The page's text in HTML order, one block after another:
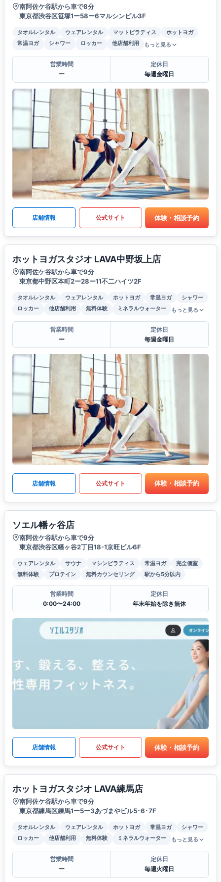
南阿佐ケ谷駅から車で8分
東京都渋谷区笹塚1ー58ー6マルシンビル3F
タオルレンタル ウェアレンタル マットピラティス
ホットヨガ
常温ヨガ
シャワー ロッカー 他店舗利用 もっと見る
営業時間
ー
定休日
毎週金曜日
店舗情報 公式サイト 体験・相談予約
ホットヨガスタジオ LAVA中野坂上店
南阿佐ケ谷駅から車で9分
東京都中野区本町2ー28ー11不二ハイツ2F
タオルレンタル ウェアレンタル ホットヨガ 常温ヨガ
シャワー
ロッカー
他店舗利用 無料体験 ミネラルウォーター もっと見る
営業時間
ー
定休日
毎週金曜日
店舗情報 公式サイト 体験・相談予約
ソエル幡ヶ谷店
南阿佐ケ谷駅から車で9分
東京都渋谷区幡ヶ谷2丁目18-1京旺ビル6F
ウェアレンタル サウナ マシンピラティス 常温ヨガ
完全個室
無料体験
プロテイン 無料カウンセリング 駅から5分以内
営業時間
0:00〜24:00
定休日
年末年始を除き無休
店舗情報 公式サイト 体験・相談予約
ホットヨガスタジオ LAVA練馬店
南阿佐ケ谷駅から車で9分
東京都練馬区練馬1ー5ー3あづまやビル5･6･7F
タオルレンタル ウェアレンタル ホットヨガ 常温ヨガ
シャワー
ロッカー
他店舗利用 無料体験 ミネラルウォーター もっと見る
営業時間
ー
定休日
毎週火曜日